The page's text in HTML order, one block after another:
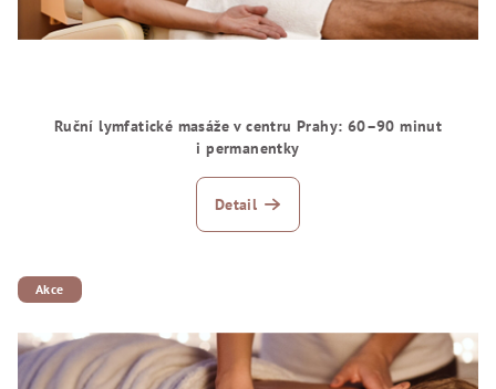
Ruční lymfatické masáže v centru Prahy: 60–90 minut
i permanentky
Detail
Akce